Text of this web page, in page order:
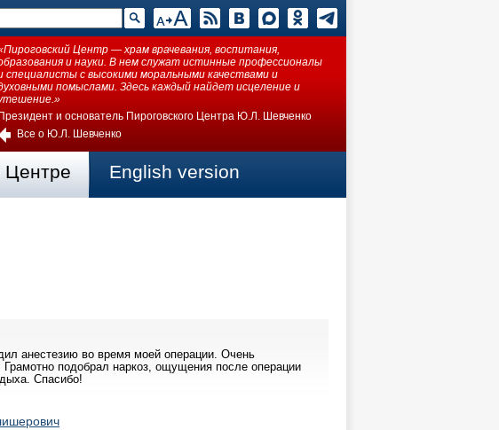
Центр — храм врачевания, воспитания,
и науки. В нем служат истинные профессионалы
специалисты с высокими моральными качествами и
помыслами. Здесь каждый найдет исцеление и
Президент и основатель Пироговского Центра Ю.Л. Шевченко
Все о Ю.Л. Шевченко
English version
анестезию во время моей операции. Очень
подобрал наркоз, ощущения после операции
Спасибо!